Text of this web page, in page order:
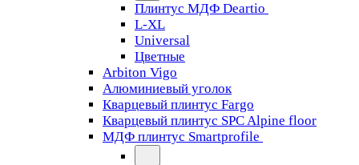
Плинтус МДФ Deartio
L-XL
Universal
Цветные
Arbiton Vigo
Алюминиевый уголок
Кварцевый плинтус Fargo
Кварцевый плинтус SPC Alpine floor
МДФ плинтус Smartprofile